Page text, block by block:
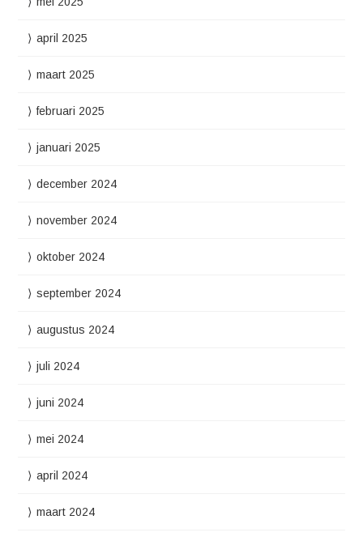
april 2025
maart 2025
februari 2025
januari 2025
december 2024
november 2024
oktober 2024
september 2024
augustus 2024
juli 2024
juni 2024
mei 2024
april 2024
maart 2024